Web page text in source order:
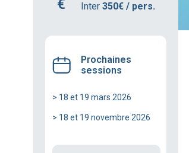
Inter 350€ / pers.
Prochaines
sessions
> 18 et 19 mars 2026
> 18 et 19 novembre 2026